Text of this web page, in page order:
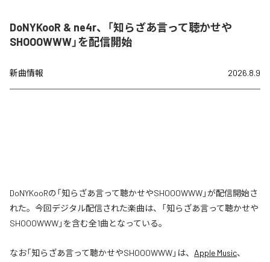
DoNYKooR & ne4r、「知らざあ言って聴かせや
SHOOOWWW」を配信開始
新曲情報 2026.8.9
DoNYKooRの「知らざあ言って聴かせやSHOOOWWW」が配信開始さ
れた。今回デジタル配信された楽曲は、「知らざあ言って聴かせや
SHOOOWWW」を含む全1曲となっている。
なお「知らざあ言って聴かせやSHOOOWWW」は、 Apple Music、